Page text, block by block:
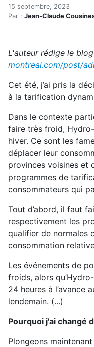
Accueil
Articles
Adieu la
Adieu la
15 septembre, 2023
Par : Jean-Claude
L'auteur rédige le
montreal.com/post/
Cet été, j’ai pris la
à la tarification
Dans le contexte
faire très froid, Hydro-
hiver. Ce sont les
déplacer leur
provinces voisines et
programmes de
consommateurs qui
Tout d’abord, il faut
respectivement les
qualifier de normales
consommation
Les événements de
froids, alors
24 heures à l’avance
lendemain. (...)
Pourquoi j'ai changé
Plongeons